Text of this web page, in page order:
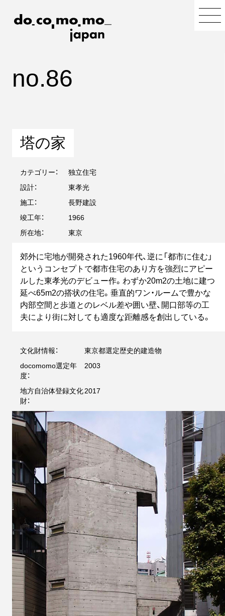
no.86
塔の家
カテゴリー：
独立住宅
設計：
東孝光
施工：
長野建設
竣工年：
1966
所在地：
東京
郊外に宅地が開発された1960年代、逆に「都市に住む」
というコンセプトで都市住宅のあり方を強烈にアピー
ルした東孝光のデビュー作。わずか20m2の土地に建つ
延べ65m2の搭状の住宅。垂直的ワン・ルームで豊かな
内部空間と歩道とのレベル差や囲い壁、開口部等の工
夫により街に対しても適度な距離感を創出している。
文化財情報：
東京都選定歴史的建造物
docomomo選定年
度：
2003
地方自治体登録文化
財：
2017